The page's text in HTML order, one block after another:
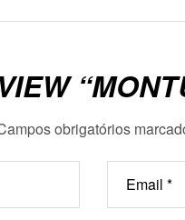
obrigatórios